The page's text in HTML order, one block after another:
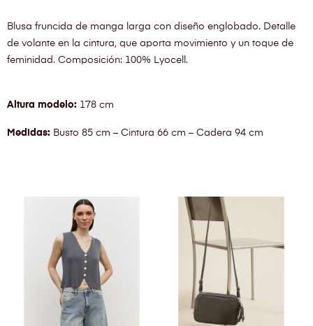
Blusa fruncida de manga larga con diseño englobado. Detalle
de volante en la cintura, que aporta movimiento y un toque de
feminidad. Composición: 100% Lyocell.
Altura modelo: 178 cm
Medidas: Busto 85 cm – Cintura 66 cm – Cadera 94 cm